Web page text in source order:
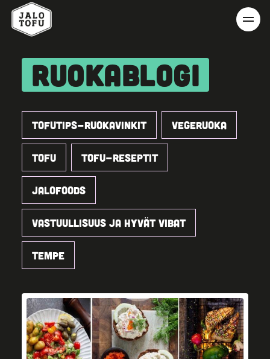
RUOKABLOGI
TOFUTIPS-RUOKAVINKIT VEGERUOKA
TOFU TOFU-RESEPTIT
JALOFOODS
VASTUULLISUUS JA HYVÄT VIBAT
TEMPE